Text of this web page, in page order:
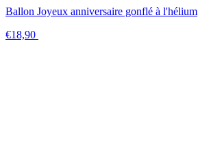
Ballon Joyeux anniversaire gonflé à l'hélium
€18,90